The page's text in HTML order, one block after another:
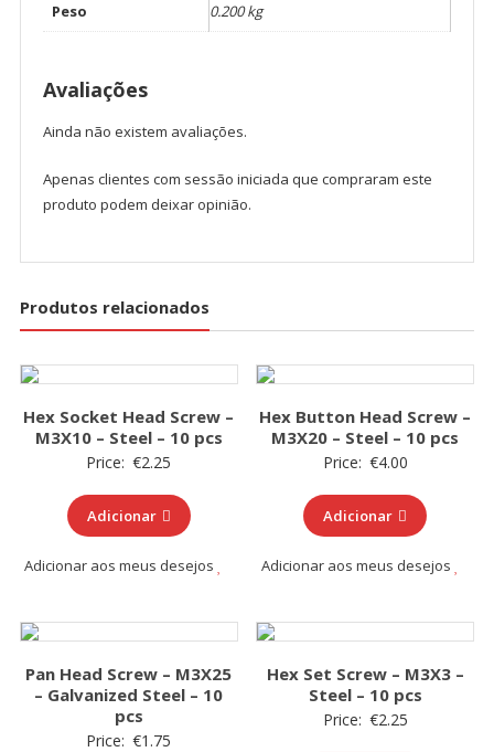
Peso 0.200 kg
Avaliações
Ainda não existem avaliações.
Apenas clientes com sessão iniciada que compraram este
produto podem deixar opinião.
Produtos relacionados
Hex Socket Head Screw –
M3X10 – Steel – 10 pcs
Price: €2.25
Adicionar
Adicionar aos meus desejos
Hex Button Head Screw –
M3X20 – Steel – 10 pcs
Price: €4.00
Adicionar
Adicionar aos meus desejos
Pan Head Screw – M3X25
– Galvanized Steel – 10
pcs
Price: €1.75
Hex Set Screw – M3X3 –
Steel – 10 pcs
Price: €2.25